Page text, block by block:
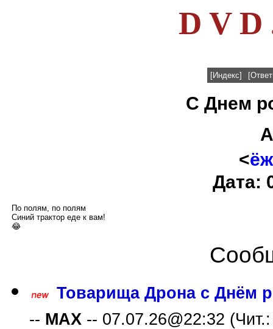
D V D
[Индекс]
С Днем
<
Дата:
По полям, по полям
Синий трактор еде к вам!
😂
Товарища Дрона с Днём
-- MAX -- 07.07.26@22:32